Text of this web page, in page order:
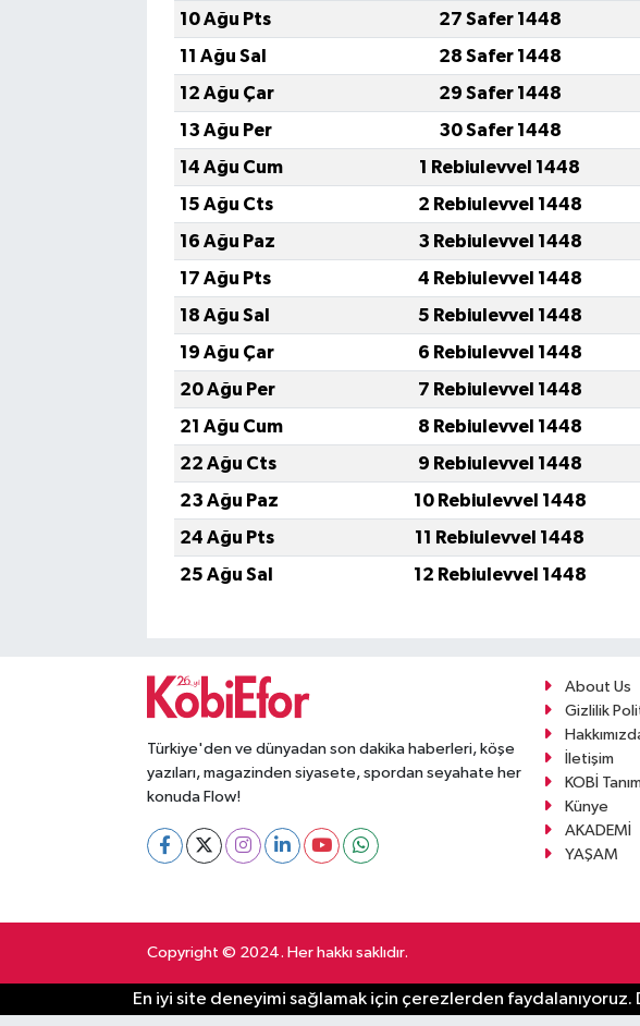
10 Ağu Pts
27 Safer 1448
11 Ağu Sal
28 Safer 1448
12 Ağu Çar
29 Safer 1448
13 Ağu Per
30 Safer 1448
14 Ağu Cum
1 Rebiulevvel 1448
15 Ağu Cts
2 Rebiulevvel 1448
16 Ağu Paz
3 Rebiulevvel 1448
17 Ağu Pts
4 Rebiulevvel 1448
18 Ağu Sal
5 Rebiulevvel 1448
19 Ağu Çar
6 Rebiulevvel 1448
20 Ağu Per
7 Rebiulevvel 1448
21 Ağu Cum
8 Rebiulevvel 1448
22 Ağu Cts
9 Rebiulevvel 1448
23 Ağu Paz
10 Rebiulevvel 1448
24 Ağu Pts
11 Rebiulevvel 1448
25 Ağu Sal
12 Rebiulevvel 1448
Türkiye'den ve dünyadan son dakika haberleri, köşe
yazıları, magazinden siyasete, spordan seyahate her
konuda Flow!
About Us
Gizlilik
İletişim
KOBİ
Künye
AKADEMİ
YAŞAM
Copyright © 2024. Her hakkı saklıdır.
En iyi site deneyimi sağlamak için çerezlerden faydalanıyoruz.